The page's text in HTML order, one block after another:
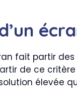
fait partir
de ce
élevée